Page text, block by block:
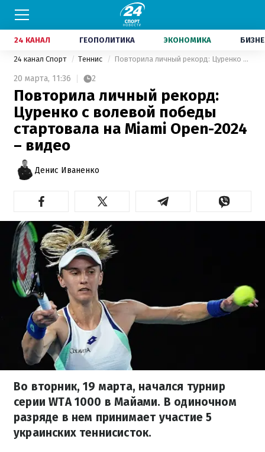
24 КАНАЛ ГЕОПОЛИТИКА ЭКОНОМИКА
24 канал Спорт Теннис Повторила личный рекорд: Цуренко с волевой победы стартовала на Miami Open-2024 – видео
20 марта, 11:36 2
Повторила личный рекорд:
Цуренко с волевой победы
стартовала на Miami Open-2024
– видео
Денис Иваненко
Во вторник, 19 марта, начался турнир
серии WTA 1000 в Майами. В одиночном
разряде в нем принимает участие 5
украинских теннисисток.